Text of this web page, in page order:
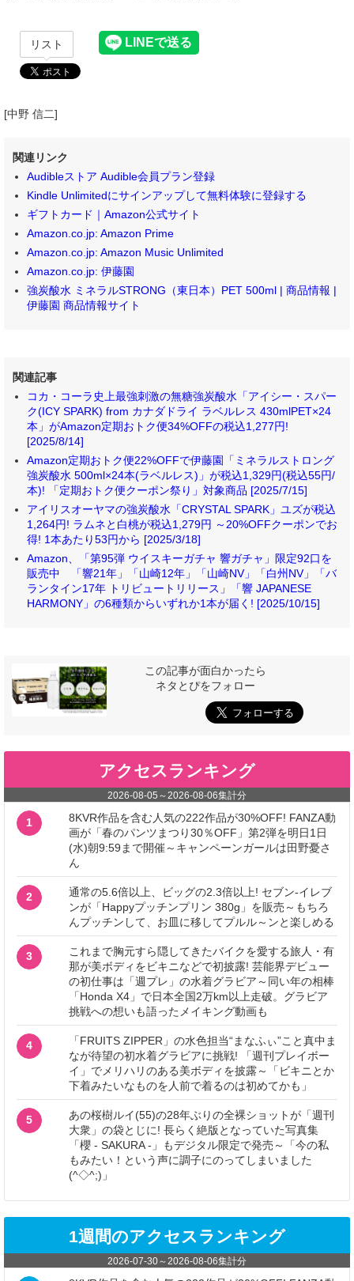
リスト
[中野 信二]
関連リンク
Audibleストア Audible会員プラン登録
Kindle Unlimitedにサインアップして無料体験に登録する
ギフトカード｜Amazon公式サイト
Amazon.co.jp: Amazon Prime
Amazon.co.jp: Amazon Music Unlimited
Amazon.co.jp: 伊藤園
強炭酸水 ミネラルSTRONG（東日本）PET 500ml | 商品情報 |
伊藤園 商品情報サイト
関連記事
コカ・コーラ史上最強刺激の無糖強炭酸水「アイシー・スパー
ク(ICY SPARK) from カナダドライ ラベルレス 430mlPET×24
本」がAmazon定期おトク便34%OFFの税込1,277円!
[2025/8/14]
Amazon定期おトク便22%OFFで伊藤園「ミネラルストロング
強炭酸水 500ml×24本(ラベルレス)」が税込1,329円(税込55円/
本)! 「定期おトク便クーポン祭り」対象商品 [2025/7/15]
アイリスオーヤマの強炭酸水「CRYSTAL SPARK」ユズが税込
1,264円! ラムネと白桃が税込1,279円 ～20%OFFクーポンでお
得! 1本あたり53円から [2025/3/18]
Amazon、「第95弾 ウイスキーガチャ 響ガチャ」限定92口を
販売中 「響21年」「山崎12年」「山崎NV」「白州NV」「バ
ランタイン17年 トリビュートリリース」「響 JAPANESE
HARMONY」の6種類からいずれか1本が届く! [2025/10/15]
この記事が面白かったら
ネタとぴをフォロー
アクセスランキング
2026-08-05 ～2026-08-06集計分
1
8KVR作品を含む人気の222作品が30%OFF! FANZA動
画が「春のパンツまつり30％OFF」第2弾を明日1日
(水)朝9:59まで開催～キャンペーンガールは田野憂さ
ん
2
通常の5.6倍以上、ビッグの2.3倍以上! セブン‐イレブ
ンが「Happyプッチンプリン 380g」を販売～もちろ
んプッチンして、お皿に移してプルル～ンと楽しめる
3
これまで胸元すら隠してきたバイクを愛する旅人・有
那が美ボディをビキニなどで初披露! 芸能界デビュー
の初仕事は「週プレ」の水着グラビア～同い年の相棒
「Honda X4」で日本全国2万km以上走破。グラビア
挑戦への想いも語ったメイキング動画も
4
「FRUITS ZIPPER」の水色担当“まなふぃ”こと真中ま
なが待望の初水着グラビアに挑戦! 「週刊プレイボー
イ」でメリハリのある美ボディを披露～「ビキニとか
下着みたいなものを人前で着るのは初めてかも」
5
あの桜樹ルイ(55)の28年ぶりの全裸ショットが「週刊
大衆」の袋とじに! 長らく絶版となっていた写真集
「櫻 - SAKURA -」もデジタル限定で発売～「今の私
もみたい！という声に調子にのってしまいました
(^◇^;)」
1週間のアクセスランキング
2026-07-30～2026-08-06集計分